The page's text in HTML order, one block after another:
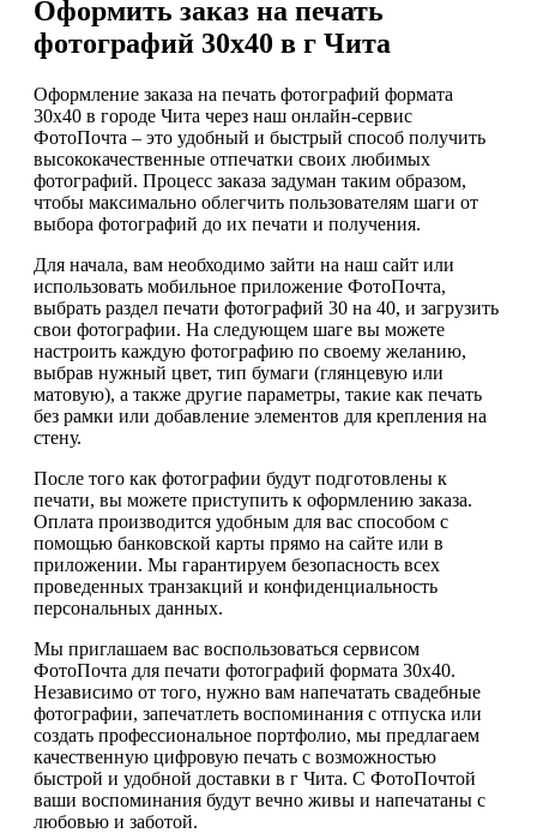
Оформить заказ на печать
фотографий 30х40 в г Чита
Оформление заказа на печать фотографий формата
30х40 в городе Чита через наш онлайн-сервис
ФотоПочта – это удобный и быстрый способ получить
высококачественные отпечатки своих любимых
фотографий. Процесс заказа задуман таким образом,
чтобы максимально облегчить пользователям шаги от
выбора фотографий до их печати и получения.
Для начала, вам необходимо зайти на наш сайт или
использовать мобильное приложение ФотоПочта,
выбрать раздел печати фотографий 30 на 40, и загрузить
свои фотографии. На следующем шаге вы можете
настроить каждую фотографию по своему желанию,
выбрав нужный цвет, тип бумаги (глянцевую или
матовую), а также другие параметры, такие как печать
без рамки или добавление элементов для крепления на
стену.
После того как фотографии будут подготовлены к
печати, вы можете приступить к оформлению заказа.
Оплата производится удобным для вас способом с
помощью банковской карты прямо на сайте или в
приложении. Мы гарантируем безопасность всех
проведенных транзакций и конфиденциальность
персональных данных.
Мы приглашаем вас воспользоваться сервисом
ФотоПочта для печати фотографий формата 30х40.
Независимо от того, нужно вам напечатать свадебные
фотографии, запечатлеть воспоминания с отпуска или
создать профессиональное портфолио, мы предлагаем
качественную цифровую печать с возможностью
быстрой и удобной доставки в г Чита. С ФотоПочтой
ваши воспоминания будут вечно живы и напечатаны с
любовью и заботой.